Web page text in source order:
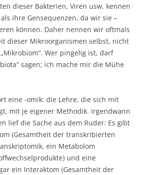
dieser Bakterien, Viren usw. kennen
ihre Gensequenzen, da wir sie –
können. Daher nennen wir oftmals
dieser Mikroorganismen selbst, nicht
Wer pingelig ist, darf
sagen; ich mache mir die Mühe
eine -omik: die Lehre, die sich mit
mit je eigener Methodik. Irgendwann
lief die Sache aus dem Ruder: Es gibt
(Gesamtheit der transkribierten
ein Metabolom
und eine
ein Interaktom (Gesamtheit der